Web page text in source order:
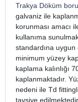
Trakya Döküm
galvaniz ile
korunması amacı
kullanıma
standardına uygun
minimum yüzey
kaplama kalınlığı
kaplanmaktadır.
nedeni ile Td
tavsiye edilmektedir.